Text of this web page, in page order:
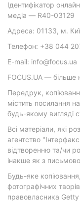
Ідентифікатор
медіа — R40-03129
Адреса: 01133, м.
Телефон: +38 044
E-mail: info@focus.ua
FOCUS.UA — більше
Передрук,
містить посилання
будь-якому вигляді
Всі матеріали, які
агентство
відтворенню та/чи
інакше як з
Будь-яке
фотографічних
правовласника